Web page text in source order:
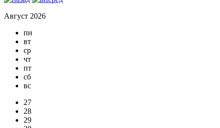
Август 2026
пн
вт
ср
чт
пт
сб
вс
27
28
29